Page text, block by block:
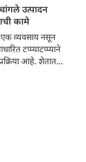
आहे, "जर
नसेल, तर
उत्पादन
कामे
व्यवसाय नसून
टप्प्याटप्प्याने
आहे. शेतात